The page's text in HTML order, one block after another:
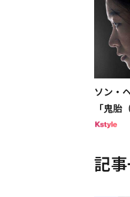
ソン・
「鬼
日に日
記